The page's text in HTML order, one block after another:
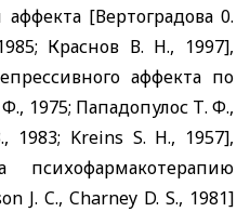
[Вертоградова 0.
Краснов В. Н., 1997],
аффекта по
1975; Пападопулос Т. Ф.,
1983; Kreins S. Н., 1957],
J. C., Charney D. S., 1981]